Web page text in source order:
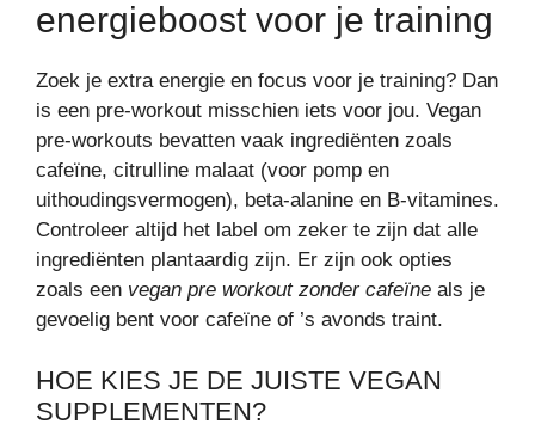
energieboost voor je training
Zoek je extra energie en focus voor je training? Dan
is een pre-workout misschien iets voor jou. Vegan
pre-workouts bevatten vaak ingrediënten zoals
cafeïne, citrulline malaat (voor pomp en
uithoudingsvermogen), beta-alanine en B-vitamines.
Controleer altijd het label om zeker te zijn dat alle
ingrediënten plantaardig zijn. Er zijn ook opties
zoals een vegan pre workout zonder cafeïne als je
gevoelig bent voor cafeïne of ’s avonds traint.
HOE KIES JE DE JUISTE VEGAN
SUPPLEMENTEN?